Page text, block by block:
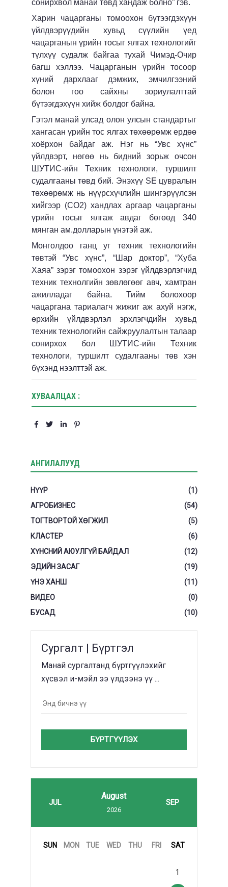
сонирхвол манай төвд хандаж болно” гэв.
Харин чацарганы томоохон бүтээгдэхүүн
үйлдвэрүүдийн хувьд сүүлийн үед
чацарганын үрийн тосыг ялгах технологийг
түлхүү судалж байгаа тухай Чимэд-Очир
багш хэллээ. Чацарганын үрийн тосоор
хүний дархлааг дэмжих, эмчилгээний
болон гоо сайхны зориулалттай
бүтээгдэхүүн хийж болдог байна.
Гэтэл манай улсад олон улсын стандартыг
хангасан үрийн тос ялгах төхөөрөмж ердөө
хоёрхон байдаг аж. Нэг нь “Увс хүнс”
үйлдвэрт, нөгөө нь бидний зорьж очсон
ШУТИС-ийн Техник технологи, туршилт
судалгааны төвд бий. Энэхүү SE цувралын
төхөөрөмж нь нүүрсхүчлийн шингэрүүлсэн
хийгээр (СО2) хандлах аргаар чацарганы
үрийн тосыг ялгаж авдаг бөгөөд 340
мянган ам.долларын үнэтэй аж.
Монголдоо ганц уг техник технологийн
төвтэй “Увс хүнс”, “Шар доктор”, “Хуба
Хаяа” зэрэг томоохон зэрэг үйлдвэрлэгчид
техник технолгийн зөвлөгөөг авч, хамтран
ажилладаг байна. Тийм болохоор
чацаргана тариалагч жижиг аж ахуй нэгж,
өрхийн үйлдвэрлэл эрхлэгчдийн хувьд
техник технологийн сайжруулалтын талаар
сонирхох бол ШУТИС-ийн Техник
технологи, туршилт судалгааны төв хэн
бүхэнд нээлттэй аж.
ХУВААЛЦАХ :
АНГИЛАЛУУД
НҮҮР
(1)
АГРОБИЗНЕС
(54)
ТОГТВОРТОЙ ХӨГЖИЛ
(5)
КЛАСТЕР
(6)
ХҮНСНИЙ АЮУЛГҮЙ БАЙДАЛ
(12)
ЭДИЙН ЗАСАГ
(19)
ҮНЭ ХАНШ
(11)
ВИДЕО
(0)
БУСАД
(10)
Сургалт | Бүртгэл
Манай сургалтанд бүртгүүлэхийг
хүсвэл и-мэйл ээ үлдээнэ үү ...
БҮРТГҮҮЛЭХ
JUL
August
2026
SEP
SUN MON TUE WED THU FRI SAT
1